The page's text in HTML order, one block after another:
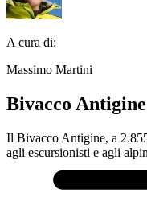
A cura di:
Massimo Martini
Bivacco Antigine
Il Bivacco Antigine, a
agli escursionisti e agli